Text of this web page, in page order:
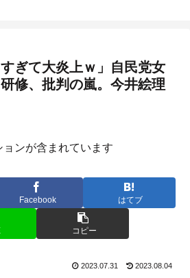
すぎて大炎上ｗ」自民党女
修、批判の嵐。今井絵理
ンが含まれています
Facebook はてブ
コピー
2023.07.31 2023.08.04